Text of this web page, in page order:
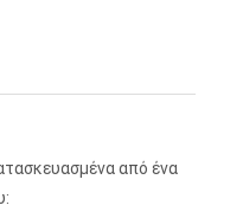
από ένα